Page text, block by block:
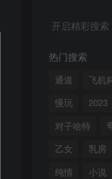
开启精彩搜索
热门搜索
通道 飞机
慢玩
2023
对子哈特
乙女
乳房
纯情
小说